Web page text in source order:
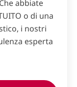
abbiate
o di una
i nostri
esperta